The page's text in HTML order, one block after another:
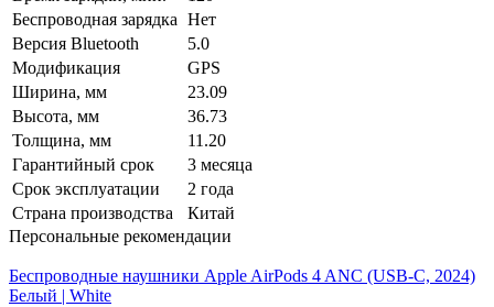
Беспроводная зарядка Нет
Версия Bluetooth
5.0
Модификация
GPS
Ширина, мм
23.09
Высота, мм
36.73
Толщина, мм
11.20
Гарантийный срок
3 месяца
Срок эксплуатации
2 года
Страна производства
Китай
Персональные рекомендации
Беспроводные наушники Apple AirPods 4 ANC (USB-C, 2024)
Белый | White